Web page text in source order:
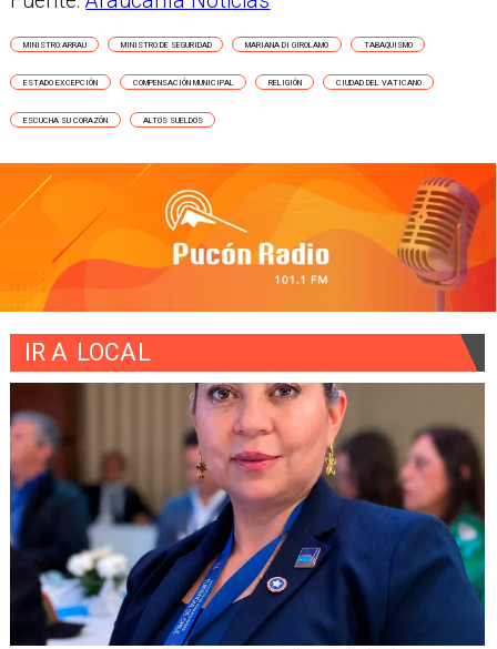
MINISTRO ARRAU MINISTRO DE SEGURIDAD MARIANA DI GIROLAMO TABAQUISMO
ESTADO EXCEPCIÓN COMPENSACIÓN MUNICIPAL RELIGIÓN CIUDAD DEL VATICANO
ESCUCHA SU CORAZÓN ALTOS SUELDOS
IR A LOCAL